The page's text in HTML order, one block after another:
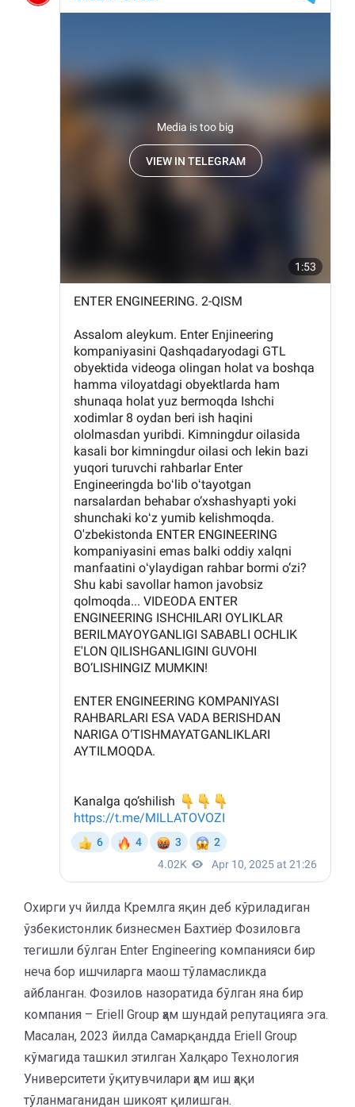
Охирги уч йилда Кремлга яқин деб кўриладиган
ўзбекистонлик бизнесмен Бахтиёр Фозиловга
тегишли бўлган Enter Engineering компанияси бир
неча бор ишчиларга маош тўламасликда
айбланган. Фозилов назоратида бўлган яна бир
компания – Eriell Group ҳам шундай репутацияга эга.
Масалан, 2023 йилда Самарқандда Eriell Group
кўмагида ташкил этилган Халқаро Технология
Университети ўқитувчилари ҳам иш ҳақи
тўланмаганидан шикоят қилишган.